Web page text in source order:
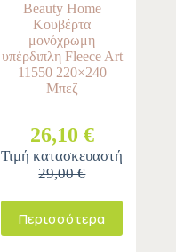
Beauty Home
Κουβέρτα
μονόχρωμη
υπέρδιπλη Fleece Art
11550 220×240
Μπεζ
26,10 €
Τιμή κατασκευαστή
29,00 €
Περισσότερα